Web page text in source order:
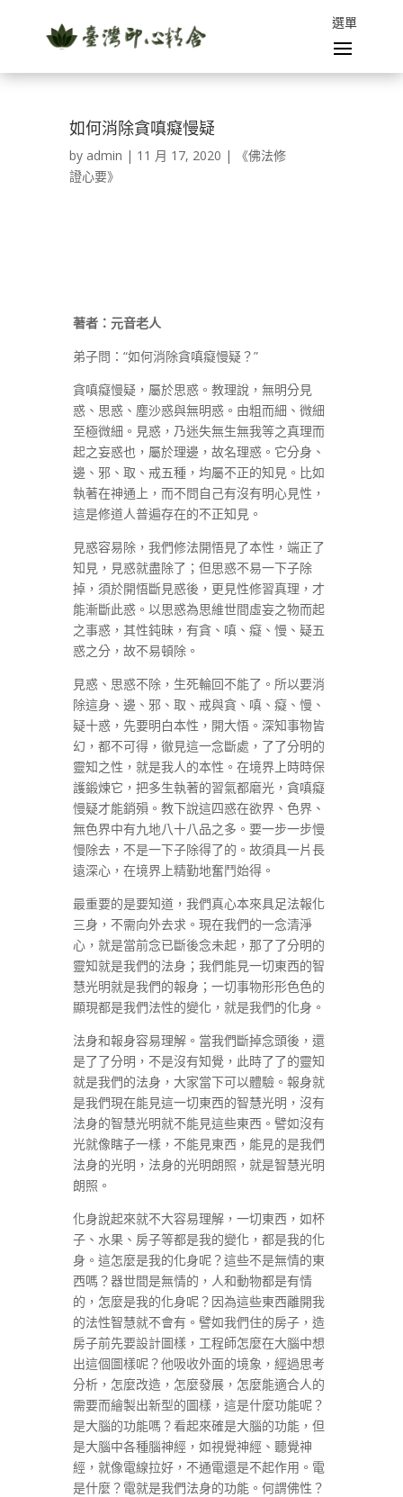
如何消除貪嗔癡慢疑
by admin | 11 月 17, 2020 |
《佛法修
證心要》
著者：元音老人
弟子問：“如何消除貪嗔癡慢疑？”
貪嗔癡慢疑，屬於思惑。教理說，無明分見
惑、思惑、塵沙惑與無明惑。由粗而細、微細
至極微細。見惑，乃迷失無生無我等之真理而
起之妄惑也，屬於理邊，故名理惑。它分身、
邊、邪、取、戒五種，均屬不正的知見。比如
執著在神通上，而不問自己有沒有明心見性，
這是修道人普遍存在的不正知見。
見惑容易除，我們修法開悟見了本性，端正了
知見，見惑就盡除了；但思惑不易一下子除
掉，須於開悟斷見惑後，更見性修習真理，才
能漸斷此惑。以思惑為思維世間虛妄之物而起
之事惑，其性鈍昧，有貪、嗔、癡、慢、疑五
惑之分，故不易頓除。
見惑、思惑不除，生死輪回不能了。所以要消
除這身、邊、邪、取、戒與貪、嗔、癡、慢、
疑十惑，先要明白本性，開大悟。深知事物皆
幻，都不可得，徹見這一念斷處，了了分明的
靈知之性，就是我人的本性。在境界上時時保
護鍛煉它，把多生執著的習氣都磨光，貪嗔癡
慢疑才能銷殞。教下說這四惑在欲界、色界、
無色界中有九地八十八品之多。要一步一步慢
慢除去，不是一下子除得了的。故須具一片長
遠深心，在境界上精勤地奮鬥始得。
最重要的是要知道，我們真心本來具足法報化
三身，不需向外去求。現在我們的一念清淨
心，就是當前念已斷後念未起，那了了分明的
靈知就是我們的法身；我們能見一切東西的智
慧光明就是我們的報身；一切事物形形色色的
顯現都是我們法性的變化，就是我們的化身。
法身和報身容易理解。當我們斷掉念頭後，還
是了了分明，不是沒有知覺，此時了了的靈知
就是我們的法身，大家當下可以體驗。報身就
是我們現在能見這一切東西的智慧光明，沒有
法身的智慧光明就不能見這些東西。譬如沒有
光就像瞎子一樣，不能見東西，能見的是我們
法身的光明，法身的光明朗照，就是智慧光明
朗照。
化身說起來就不大容易理解，一切東西，如杯
子、水果、房子等都是我的變化，都是我的化
身。這怎麼是我的化身呢？這些不是無情的東
西嗎？器世間是無情的，人和動物都是有情
的，怎麼是我的化身呢？因為這些東西離開我
的法性智慧就不會有。譬如我們住的房子，造
房子前先要設計圖樣，工程師怎麼在大腦中想
出這個圖樣呢？他吸收外面的境象，經過思考
分析，怎麼改造，怎麼發展，怎麼能適合人的
需要而繪製出新型的圖樣，這是什麼功能呢？
是大腦的功能嗎？看起來確是大腦的功能，但
是大腦中各種腦神經，如視覺神經、聽覺神
經，就像電線拉好，不通電還是不起作用。電
是什麼？電就是我們法身的功能。何謂佛性？